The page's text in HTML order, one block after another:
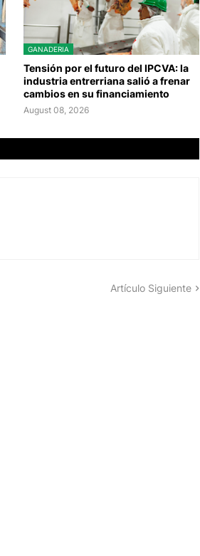
GANADERIA
Tensión por el futuro del IPCVA: la
industria entrerriana salió a frenar
cambios en su financiamiento
August 08, 2026
Artículo Siguiente